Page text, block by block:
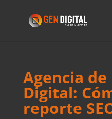
Agencia
Digital:
reporte